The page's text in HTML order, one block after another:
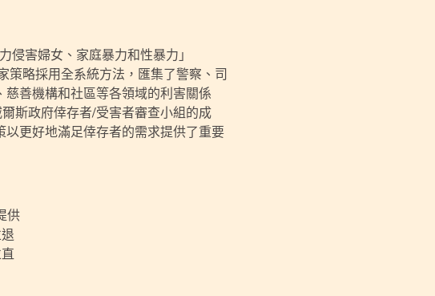
侵害婦女、家庭暴力和性暴力」
策略採用全系統方法，匯集了警察、司
善機構和社區等各領域的利害關係
斯政府倖存者/受害者審查小組的成
更好地滿足倖存者的需求提供了重要
供